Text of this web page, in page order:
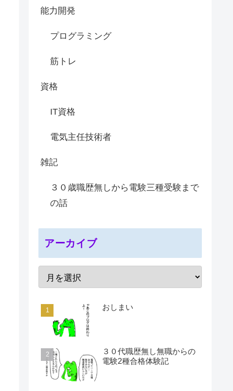
能力開発
プログラミング
筋トレ
資格
IT資格
電気主任技術者
雑記
３０歳職歴無しから電験三種受験まで
の話
アーカイブ
おしまい
３０代職歴無し無職からの
電験2種合格体験記